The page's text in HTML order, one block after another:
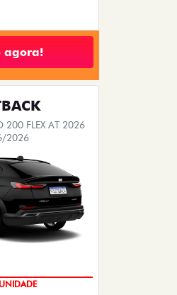
agora!
200 FLEX AT 2026
2026